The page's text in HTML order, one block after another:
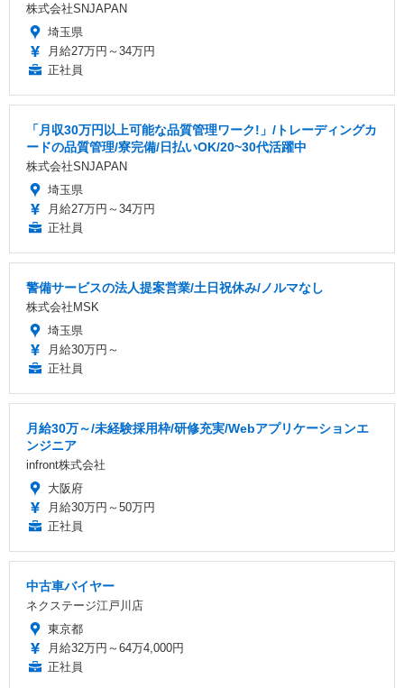
株式会社SNJAPAN
埼玉県
月給27万円～34万円
正社員
「月収30万円以上可能な品質管理ワーク!」/トレーディングカ
ードの品質管理/寮完備/日払いOK/20~30代活躍中
株式会社SNJAPAN
埼玉県
月給27万円～34万円
正社員
警備サービスの法人提案営業/土日祝休み/ノルマなし
株式会社MSK
埼玉県
月給30万円～
正社員
月給30万～/未経験採用枠/研修充実/Webアプリケーションエ
ンジニア
infront株式会社
大阪府
月給30万円～50万円
正社員
中古車バイヤー
ネクステージ江戸川店
東京都
月給32万円～64万4,000円
正社員